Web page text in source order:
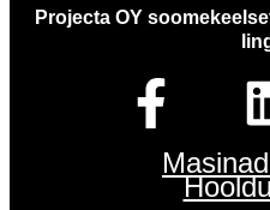
Projecta OY